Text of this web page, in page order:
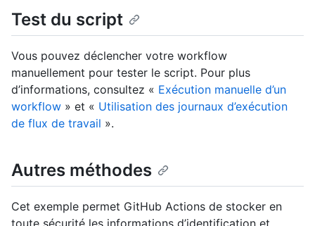
Test du script
Vous pouvez déclencher votre workflow
manuellement pour tester le script. Pour plus
d’informations, consultez « Exécution manuelle d’un
workflow » et « Utilisation des journaux d’exécution
de flux de travail ».
Autres méthodes
Cet exemple permet GitHub Actions de stocker en